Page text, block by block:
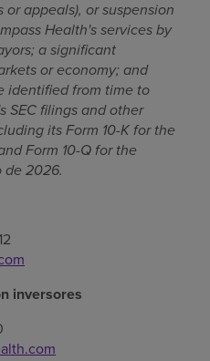
appeals), or suspension
Health's services by
a significant
or economy; and
identified from time to
SEC filings and other
its Form 10-K for the
Form 10-Q for the
de 2026.
inversores